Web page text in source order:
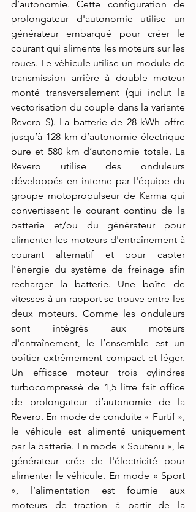
d’autonomie. Cette configuration de
prolongateur d'autonomie utilise un
générateur embarqué pour créer le
courant qui alimente les moteurs sur les
roues. Le véhicule utilise un module de
transmission arrière à double moteur
monté transversalement (qui inclut la
vectorisation du couple dans la variante
Revero S). La batterie de 28 kWh offre
jusqu’à 128 km d’autonomie électrique
pure et 580 km d’autonomie totale. La
Revero utilise des onduleurs
développés en interne par l'équipe du
groupe motopropulseur de Karma qui
convertissent le courant continu de la
batterie et/ou du générateur pour
alimenter les moteurs d'entraînement à
courant alternatif et pour capter
l'énergie du système de freinage afin
recharger la batterie. Une boîte de
vitesses à un rapport se trouve entre les
deux moteurs. Comme les onduleurs
sont intégrés aux moteurs
d'entraînement, le l’ensemble est un
boîtier extrêmement compact et léger.
Un efficace moteur trois cylindres
turbocompressé de 1,5 litre fait office
de prolongateur d’autonomie de la
Revero. En mode de conduite « Furtif »,
le véhicule est alimenté uniquement
par la batterie. En mode « Soutenu », le
générateur crée de l'électricité pour
alimenter le véhicule. En mode « Sport
», l’alimentation est fournie aux
moteurs de traction à partir de la